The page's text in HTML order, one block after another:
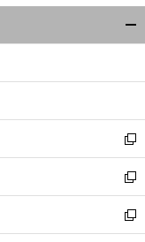
ウ
ィ
ン
ウ
開
く
新
し
い
ウ
ィ
ン
新
し
い
ウ
新
し